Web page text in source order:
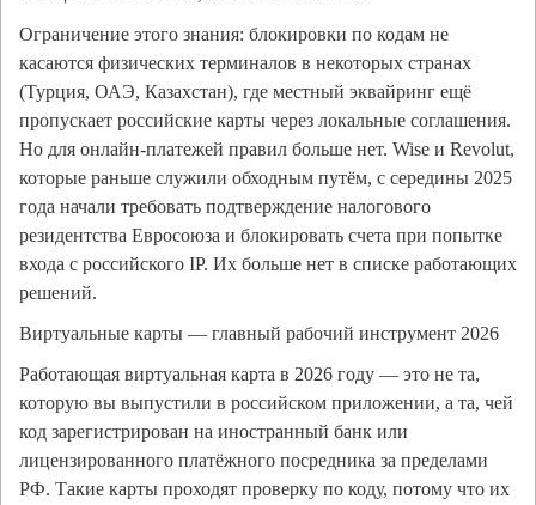
Ограничение этого знания: блокировки по кодам не
касаются физических терминалов в некоторых странах
(Турция, ОАЭ, Казахстан), где местный эквайринг ещё
пропускает российские карты через локальные соглашения.
Но для онлайн-платежей правил больше нет. Wise и Revolut,
которые раньше служили обходным путём, с середины 2025
года начали требовать подтверждение налогового
резидентства Евросоюза и блокировать счета при попытке
входа с российского IP. Их больше нет в списке работающих
решений.
Виртуальные карты — главный рабочий инструмент 2026
Работающая виртуальная карта в 2026 году — это не та,
которую вы выпустили в российском приложении, а та, чей
код зарегистрирован на иностранный банк или
лицензированного платёжного посредника за пределами
РФ. Такие карты проходят проверку по коду, потому что их